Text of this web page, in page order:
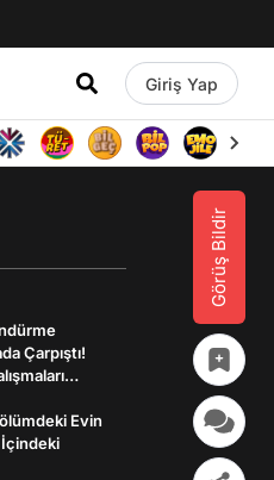
Giriş Yap
Görüş Bildir
Çarpıştı!
Evin
İçindeki